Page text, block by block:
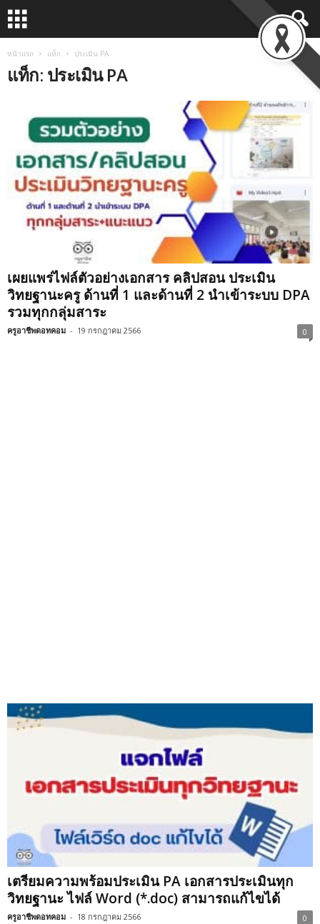
หน้าแรก แท็ก ประเมิน PA
แท็ก: ประเมิน PA
เผยแพร่ไฟล์ตัวอย่างเอกสาร คลิปสอน ประเมิน
วิทยฐานะครู ด้านที่ 1 และด้านที่ 2 นำเข้าระบบ DPA
รวมทุกกลุ่มสาระ
ครูอาชีพดอทคอม - 19 กรกฎาคม 2566 0
เตรียมความพร้อมประเมิน PA เอกสารประเมินทุก
วิทยฐานะ ไฟล์ Word (*.doc) สามารถแก้ไขได้
ครูอาชีพดอทคอม - 18 กรกฎาคม 2566 0